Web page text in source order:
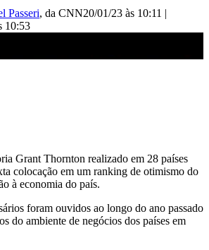
Passeri, da CNN20/01/23 às 10:11 |
10:53
Grant Thornton realizado em 28 países
colocação em um ranking de otimismo do
à economia do país.
foram ouvidos ao longo do ano passado
do ambiente de negócios dos países em